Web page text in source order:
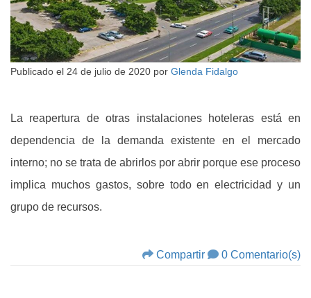
Publicado el 24 de julio de 2020 por Glenda Fidalgo
La reapertura de otras instalaciones hoteleras está en
dependencia de la demanda existente en el mercado
interno; no se trata de abrirlos por abrir porque ese proceso
implica muchos gastos, sobre todo en electricidad y un
grupo de recursos.
Compartir 0 Comentario(s)